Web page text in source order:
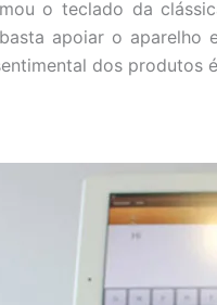
o teclado da
apoiar o aparelho
dos produtos